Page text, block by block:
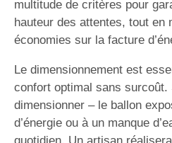
multitude de critères pour
hauteur des attentes, tout en
économies sur la facture
Le dimensionnement est
confort optimal sans surcoût.
dimensionner – le ballon
d’énergie ou à un manque
quotidien. Un artisan